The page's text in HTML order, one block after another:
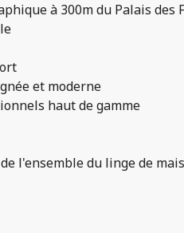
à 300m du Palais des
et moderne
haut de gamme
l'ensemble du linge de